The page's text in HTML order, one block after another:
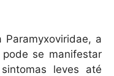
a
se manifestar
leves até